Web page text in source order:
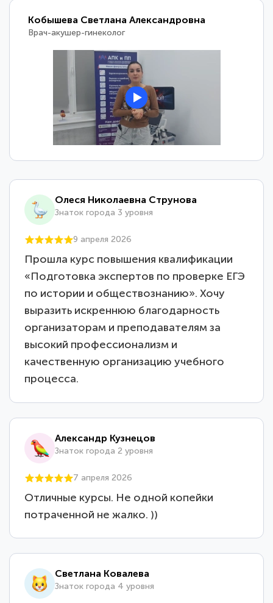
Кобышева Светлана Александровна
Врач-акушер-гинеколог
Олеся Николаевна Струнова
Знаток города 3 уровня
9 апреля 2026
Прошла курс повышения квалификации
«Подготовка экспертов по проверке ЕГЭ
по истории и обществознанию». Хочу
выразить искреннюю благодарность
организаторам и преподавателям за
высокий профессионализм и
качественную организацию учебного
процесса.
Александр Кузнецов
Знаток города 2 уровня
7 апреля 2026
Отличные курсы. Не одной копейки
потраченной не жалко. ))
Светлана Ковалева
Знаток города 4 уровня